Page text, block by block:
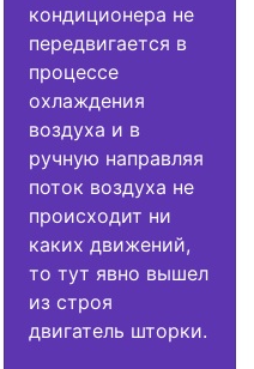
кондиционера не
передвигается в
процессе
охлаждения
воздуха и в
ручную направляя
поток воздуха не
происходит ни
каких движений,
то тут явно вышел
из строя
двигатель шторки.